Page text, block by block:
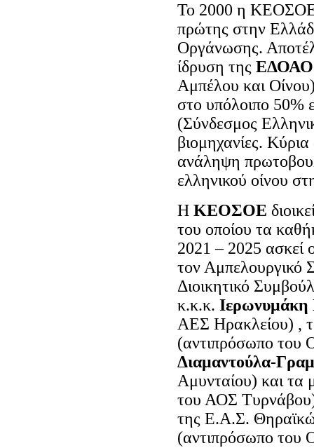
Το 2000 η ΚΕΟΣΟΕ
πρώτης στην
Οργάνωσης.
ίδρυση της ΕΔΟΑΟ
Αμπέλου και
στο υπόλοιπο 50%
(Σύνδεσμος
βιομηχανίες.
ανάληψη
ελληνικού οίνου
Η ΚΕΟΣΟΕ
του οποίου τα
2021 – 2025 ασκεί
τον Αμπελουργικό
Διοικητικό
κ.κ.κ. Ιερωνυμάκη
ΑΕΣ Ηρακλείου) ,
(αντιπρόσωπο
Διαμαντούλα-
Αμυνταίου) και τα
του ΑΟΣ
της Ε.Α.Σ.
(αντιπρόσωπο του